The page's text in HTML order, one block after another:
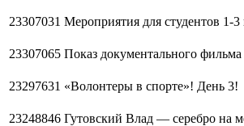
23307031 Мероприятия для студентов
23307065 Показ документального фильма
23297631 «Волонтеры в спорте»! День 3!
23248846 Гутовский Влад — серебро на